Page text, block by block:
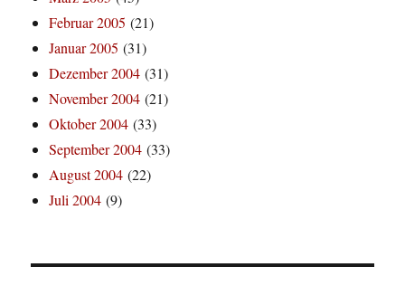
Februar 2005 (21)
Januar 2005 (31)
Dezember 2004 (31)
November 2004 (21)
Oktober 2004 (33)
September 2004 (33)
August 2004 (22)
Juli 2004 (9)